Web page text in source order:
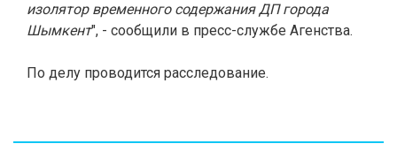
изолятор временного содержания ДП города
Шымкент", - сообщили в пресс-службе Агенства.
По делу проводится расследование.